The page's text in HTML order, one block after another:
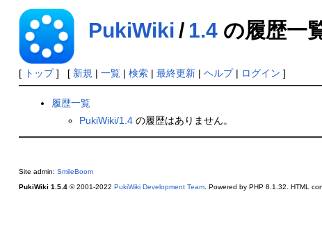
PukiWiki / 1.4の履歴一
[ トップ] [ 新規 | 一覧| 検索| 最終更新| ヘルプ| ログイン ]
履歴一覧
PukiWiki/1.4 の履歴はありません。
Site admin: SmileBoom
PukiWiki 1.5.4© 2001-2022 PukiWiki Development Team. Powered by PHP 8.1.32. HTML